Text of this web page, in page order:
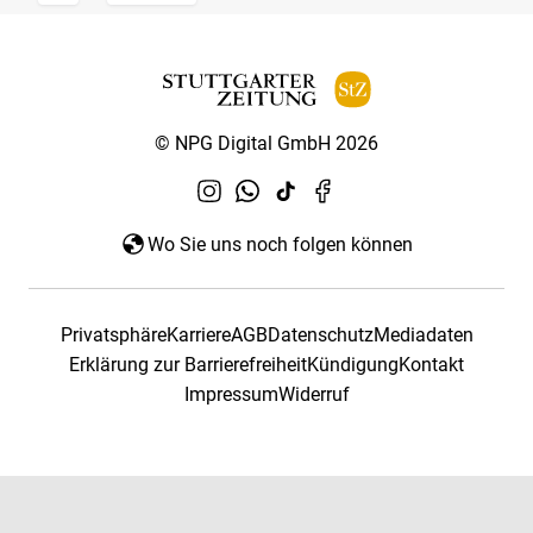
© NPG Digital GmbH 2026
Wo Sie uns noch folgen können
PrivatsphäreKarriereAGBDatenschutzMediadaten
Erklärung zur BarrierefreiheitKündigungKontakt
ImpressumWiderruf